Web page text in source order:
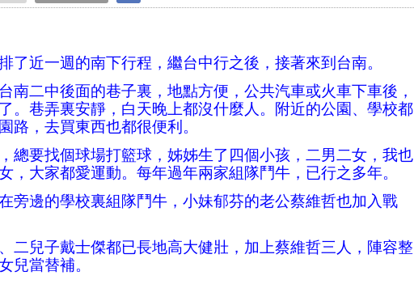
了近一週的南下行程，繼台中行之後，接著來到台南。
南二中後面的巷子裏，地點方便，公共汽車或火車下車後，
。巷弄裏安靜，白天晚上都沒什麼人。附近的公園、學校都
路，去買東西也都很便利。
總要找個球場打籃球，姊姊生了四個小孩，二男二女，我也
，大家都愛運動。每年過年兩家組隊鬥牛，已行之多年。
旁邊的學校裏組隊鬥牛，小妹郁芬的老公蔡維哲也加入戰
二兒子戴士傑都已長地高大健壯，加上蔡維哲三人，陣容整
兒當替補。